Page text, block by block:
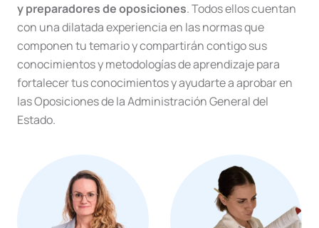
y preparadores de oposiciones. Todos ellos cuentan
con una dilatada experiencia en las normas que
componen tu temario y compartirán contigo sus
conocimientos y metodologías de aprendizaje para
fortalecer tus conocimientos y ayudarte a aprobar en
las Oposiciones de la Administración General del
Estado.